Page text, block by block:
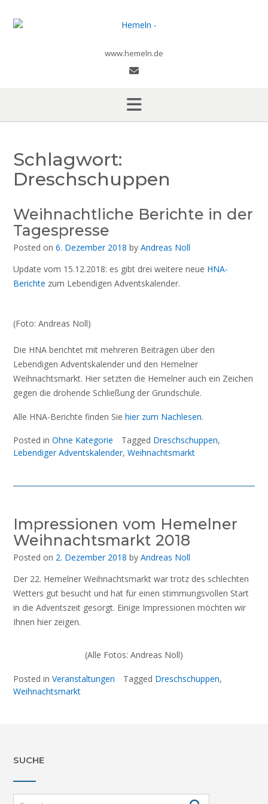
content
www.hemeln.de
Schlagwort:
Dreschschuppen
Weihnachtliche Berichte in der
Tagespresse
Posted on 6. Dezember 2018 by Andreas Noll
Update vom 15.12.2018: es gibt drei weitere neue HNA-
Berichte zum Lebendigen Adventskalender.
(Foto: Andreas Noll)
Die HNA berichtet mit mehreren Beiträgen über den
Lebendigen Adventskalender und den Hemelner
Weihnachtsmarkt. Hier setzten die Hemelner auch ein Zeichen
gegen die drohende Schließung der Grundschule.
Alle HNA-Berichte finden Sie hier zum Nachlesen.
Posted in Ohne Kategorie Tagged Dreschschuppen,
Lebendiger Adventskalender, Weihnachtsmarkt
Impressionen vom Hemelner
Weihnachtsmarkt 2018
Posted on 2. Dezember 2018 by Andreas Noll
Der 22. Hemelner Weihnachtsmarkt war trotz des schlechten
Wetters gut besucht und hat für einen stimmungsvollen Start
in die Adventszeit gesorgt. Einige Impressionen möchten wir
Ihnen hier zeigen.
(Alle Fotos: Andreas Noll)
Posted in Veranstaltungen Tagged Dreschschuppen,
Weihnachtsmarkt
SUCHE